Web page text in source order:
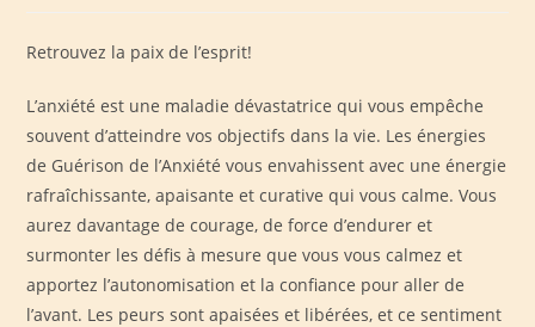
Retrouvez la paix de l’esprit!
L’anxiété est une maladie dévastatrice qui vous empêche
souvent d’atteindre vos objectifs dans la vie. Les énergies
de Guérison de l’Anxiété vous envahissent avec une énergie
rafraîchissante, apaisante et curative qui vous calme. Vous
aurez davantage de courage, de force d’endurer et
surmonter les défis à mesure que vous vous calmez et
apportez l’autonomisation et la confiance pour aller de
l’avant. Les peurs sont apaisées et libérées, et ce sentiment